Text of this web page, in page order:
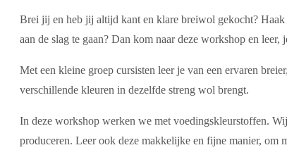
Brei jij en heb jij altijd kant en klare breiwol gekocht?
aan de slag te gaan? Dan kom naar deze workshop en leer,
Met een kleine groep cursisten leer je van een ervaren
verschillende kleuren in dezelfde streng wol brengt.
In deze workshop werken we met voedingskleurstoffen.
produceren. Leer ook deze makkelijke en fijne manier, om